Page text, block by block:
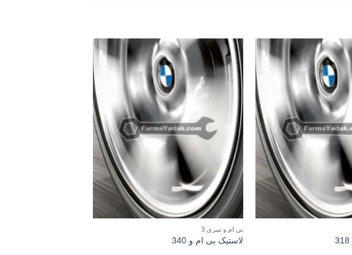
بی ام و سری 3
لاستیک بی ام و 340